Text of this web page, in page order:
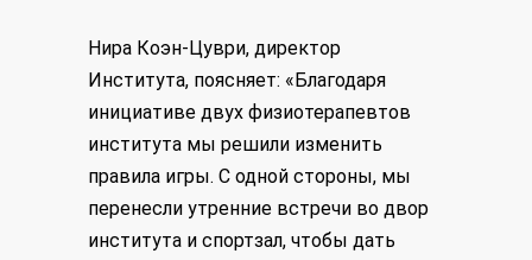
Нира Коэн-Цуври, директор
Института, поясняет: «Благодаря
инициативе двух физиотерапевтов
института мы решили изменить
правила игры. С одной стороны, мы
перенесли утренние встречи во двор
института и спортзал, чтобы дать